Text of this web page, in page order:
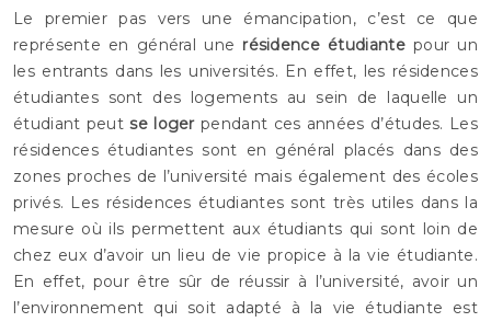
Le premier pas vers une émancipation, c’est ce que
représente en général une résidence étudiantepour un
les entrants dans les universités. En effet, les résidences
étudiantes sont des logements au sein de laquelle un
étudiant peutse logerpendant ces années d’études. Les
résidences étudiantes sont en général placés dans des
zones proches de l’université mais également des écoles
privés. Les résidences étudiantes sont très utiles dans la
mesure où ils permettent aux étudiants qui sont loin de
chez eux d’avoir un lieu de vie propice à la vie étudiante.
En effet, pour être sûr de réussir à l’université, avoir un
l’environnement qui soit adapté à la vie étudiante est